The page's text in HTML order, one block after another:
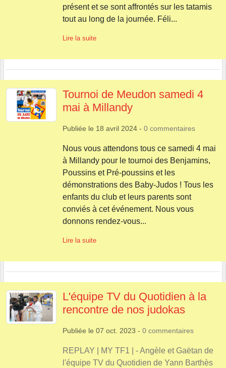
présent et se sont affrontés sur les tatamis
tout au long de la journée. Féli...
Lire la suite
Tournoi de Meudon samedi 4
mai à Millandy
Publiée le 18 avril 2024 - 0 commentaires
Nous vous attendons tous ce samedi 4 mai
à Millandy pour le tournoi des Benjamins,
Poussins et Pré-poussins et les
démonstrations des Baby-Judos ! Tous les
enfants du club et leurs parents sont
conviés à cet événement. Nous vous
donnons rendez-vous...
Lire la suite
L'équipe TV du Quotidien à la
rencontre de nos judokas
Publiée le 07 oct. 2023 - 0 commentaires
REPLAY | MY TF1 | - Angèle et Gaëtan de
l'équipe TV du Quotidien de Yann Barthès